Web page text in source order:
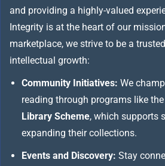
and providing a highly-valued
Integrity is at the heart of our
marketplace, we strive to be a
intellectual growth:
Community Initiatives: We
reading through programs like the
Library Scheme, which supports
expanding their collections.
Events and Discovery: Stay